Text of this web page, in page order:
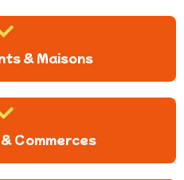
& Maisons
Commerces